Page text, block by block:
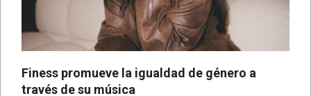
Finess promueve la igualdad de género a
través de su música